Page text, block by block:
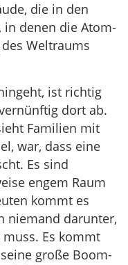
die in den
in denen die Atom-
Weltraums
ist richtig
dort ab.
Familien mit
war, dass eine
Es sind
engem Raum
kommt es
niemand darunter,
Es kommt
große Boom-